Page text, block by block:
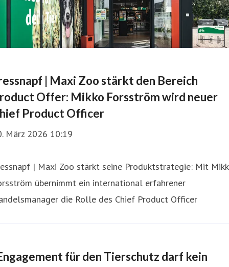
| Maxi Zoo stärkt den Bereich
Offer: Mikko Forsström wird neuer
Product Officer
März 2026 10:19
| Maxi Zoo stärkt seine Produktstrategie: Mit
übernimmt ein international erfahrener
die Rolle des Chief Product Officer
für den Tierschutz darf kein